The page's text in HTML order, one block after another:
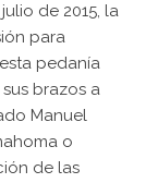
de 2015, la
para
pedanía
brazos a
Manuel
o
de las